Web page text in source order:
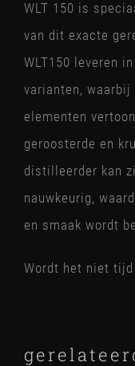
WLT 150 is
van dit exacte
WLT150 leveren
varianten, waarbij
elementen
geroosterde en
distilleerder kan
nauwkeurig,
en smaak wordt
Wordt het niet